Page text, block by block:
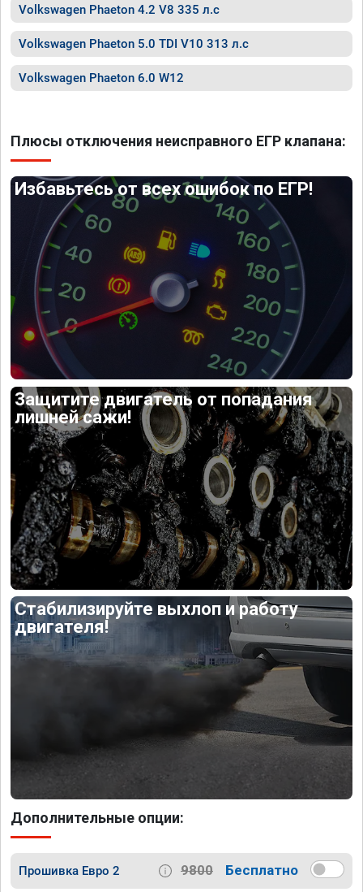
Volkswagen Phaeton 4.2 V8 335 л.с
Volkswagen Phaeton 5.0 TDI V10 313 л.с
Volkswagen Phaeton 6.0 W12
Плюсы отключения неисправного ЕГР клапана:
Избавьтесь от всех ошибок по ЕГР!
Защитите двигатель от попадания
лишней сажи!
Стабилизируйте выхлоп и работу
двигателя!
Дополнительные опции:
Прошивка Евро 2 9800 Бесплатно